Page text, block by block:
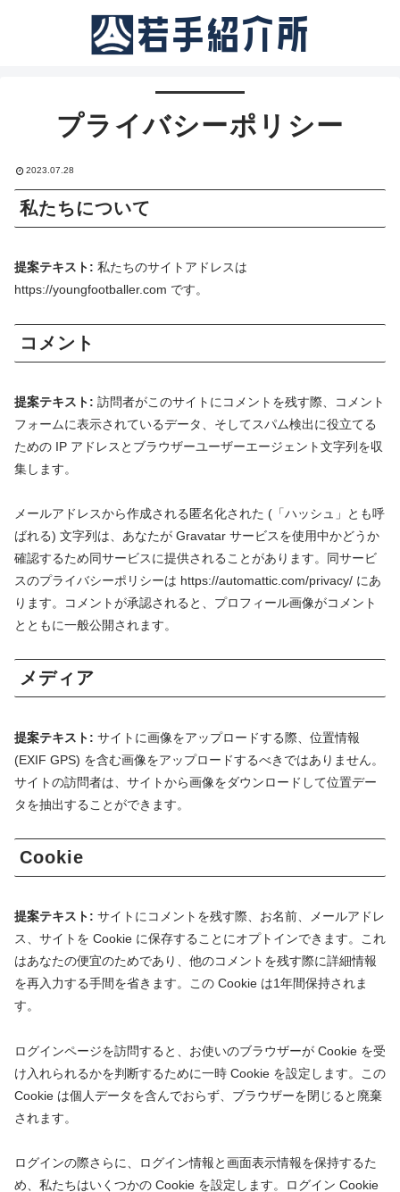
プライバシーポリシー
2023.07.28
私たちについて
提案テキスト: 私たちのサイトアドレスは
https://youngfootballer.com です。
コメント
提案テキスト: 訪問者がこのサイトにコメントを残す際、コメント
フォームに表示されているデータ、そしてスパム検出に役立てる
ための IP アドレスとブラウザーユーザーエージェント文字列を収
集します。
メールアドレスから作成される匿名化された (「ハッシュ」とも呼
ばれる) 文字列は、あなたが Gravatar サービスを使用中かどうか
確認するため同サービスに提供されることがあります。同サービ
スのプライバシーポリシーは https://automattic.com/privacy/ にあ
ります。コメントが承認されると、プロフィール画像がコメント
とともに一般公開されます。
メディア
提案テキスト: サイトに画像をアップロードする際、位置情報
(EXIF GPS) を含む画像をアップロードするべきではありません。
サイトの訪問者は、サイトから画像をダウンロードして位置デー
タを抽出することができます。
Cookie
提案テキスト: サイトにコメントを残す際、お名前、メールアドレ
ス、サイトを Cookie に保存することにオプトインできます。これ
はあなたの便宜のためであり、他のコメントを残す際に詳細情報
を再入力する手間を省きます。この Cookie は1年間保持されま
す。
ログインページを訪問すると、お使いのブラウザーが Cookie を受
け入れられるかを判断するために一時 Cookie を設定します。この
Cookie は個人データを含んでおらず、ブラウザーを閉じると廃棄
されます。
ログインの際さらに、ログイン情報と画面表示情報を保持するた
め、私たちはいくつかの Cookie を設定します。ログイン Cookie